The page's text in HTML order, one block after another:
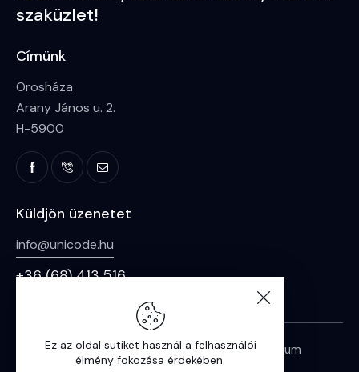
szaküzlet!
Címünk
Orosháza
Arany János u. 2.
H-5900
Küldjön üzenetet
info@unicode.hu
+36 (68) 413 516
Hírek Adatvédelmi nyilatkozat Impresszum
Ez az oldal sütiket használ a felhasználói
élmény fokozása érdekében.